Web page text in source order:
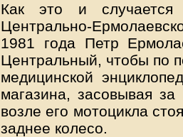
Как это и
Центрально-
1981 года Петр
Центральный, чтобы по
медицинской
магазина, засовывая
возле его мотоцикла
заднее колесо.